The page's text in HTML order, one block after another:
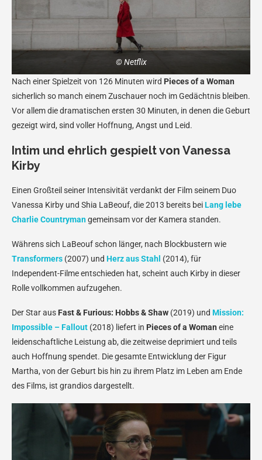
© Netflix
Nach einer Spielzeit von 126 Minuten wird Pieces of a Woman
sicherlich so manch einem Zuschauer noch im Gedächtnis bleiben.
Vor allem die dramatischen ersten 30 Minuten, in denen die Geburt
gezeigt wird, sind voller Hoffnung, Angst und Leid.
Intim und ehrlich gespielt von Vanessa
Kirby
Einen Großteil seiner Intensivität verdankt der Film seinem Duo
Vanessa Kirby und Shia LaBeouf, die 2013 bereits beiLang lebe
Charlie Countrymangemeinsam vor der Kamera standen.
Währens sich LaBeouf schon länger, nach Blockbustern wie
Transformers (2007) und Herz aus Stahl (2014), für
Independent-Filme entschieden hat, scheint auch Kirby in dieser
Rolle vollkommen aufzugehen.
Der Star aus Fast & Furious: Hobbs & Shaw (2019) und Mission:
Impossible – Fallout (2018) liefert in Pieces of a Woman eine
leidenschaftliche Leistung ab, die zeitweise deprimiert und teils
auch Hoffnung spendet. Die gesamte Entwicklung der Figur
Martha, von der Geburt bis hin zu ihrem Platz im Leben am Ende
des Films, ist grandios dargestellt.